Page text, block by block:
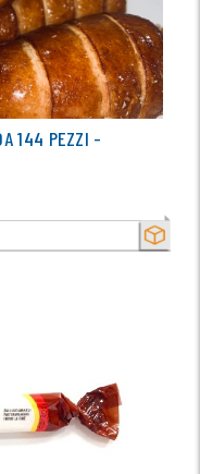
SECCO
144 PEZZI -